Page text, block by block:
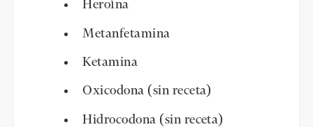
Heroína
Metanfetamina
Ketamina
Oxicodona (sin receta)
Hidrocodona (sin receta)